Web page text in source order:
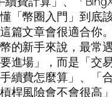
「幣圈入門」到底
篇文章會很適合你
的新手來說，最常
進場」，而是「交
續費怎麼算」、「
桿風險會不會很高